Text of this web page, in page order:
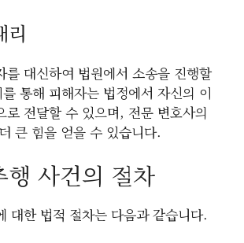
리
를 대신하여 법원에서 소송을 진행할
통해 피해자는 법정에서 자신의 이
로 전달할 수 있으며, 전문 변호사의
큰 힘을 얻을 수 있습니다.
행 사건의 절차
대한 법적 절차는 다음과 같습니다.